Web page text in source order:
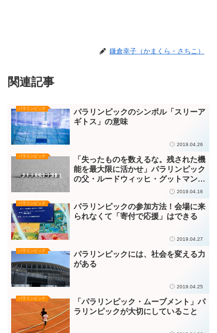
鎌倉幸子（かまくら・さちこ）
関連記事
パラリンピック
パラリンピックのシンボル「スリーア
ギトス」の意味
2019.04.26
パラリンピック
「失ったものを数えるな。残された機
能を最大限に活かせ」パラリンピック
の父・ルードウィッヒ・グットマン博
2019.04.16
パラリンピック
パラリンピックの参加方法！会場に来
られなくて「寄付で応援」はできる
2019.04.27
パラリンピック
パラリンピックには、社会を変える力
がある
2019.04.25
パラリンピック
「パラリンピック・ムーブメント」パ
ラリンピックが大切にしていること